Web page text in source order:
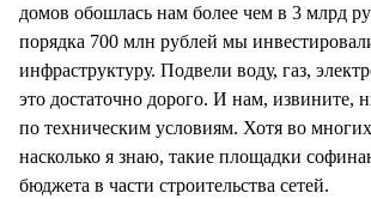
домов обошлась нам более чем в 3 млрд
порядка 700 млн рублей мы
инфраструктуру. Подвели воду, газ,
это достаточно дорого. И нам, извините,
по техническим условиям. Хотя во
насколько я знаю, такие площадки
бюджета в части строительства сетей.